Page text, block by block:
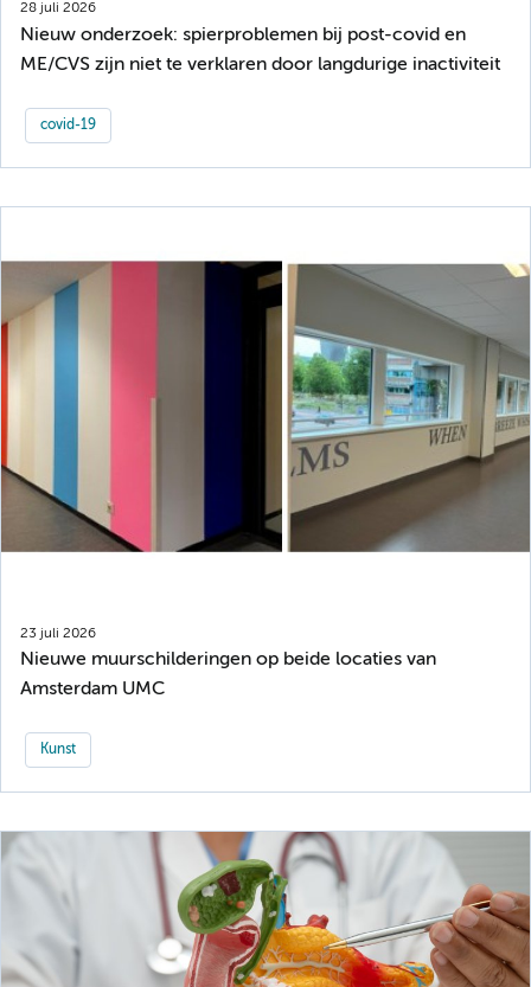
28 juli 2026
Nieuw onderzoek: spierproblemen bij post-covid en
ME/CVS zijn niet te verklaren door langdurige inactiviteit
covid-19
23 juli 2026
Nieuwe muurschilderingen op beide locaties van
Amsterdam UMC
Kunst